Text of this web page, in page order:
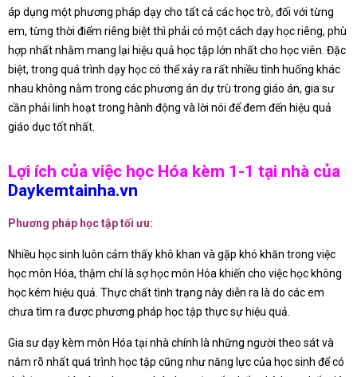
áp dụng một phương pháp dạy cho tất cả các học trò, đối với từng
em, từng thời điểm riêng biệt thì phải có một cách dạy học riêng, phù
hợp nhất nhằm mang lại hiệu quả học tập lớn nhất cho học viên. Đặc
biệt, trong quá trình dạy học có thể xảy ra rất nhiều tình huống khác
nhau không nằm trong các phương án dự trù trong giáo án, gia sư
cần phải linh hoạt trong hành động và lời nói để đem đến hiệu quả
giáo dục tốt nhất.
Lợi ích của việc học Hóa kèm 1-1 tại nhà của
Daykemtainha.vn
Phương pháp học tập tối ưu:
Nhiều học sinh luôn cảm thấy khô khan và gặp khó khăn trong việc
học môn Hóa, thậm chí là sợ học môn Hóa khiến cho việc học không
học kém hiệu quả. Thực chất tình trạng này diễn ra là do các em
chưa tìm ra được phương pháp học tập thực sự hiệu quả.
Gia sư dạy kèm môn Hóa tại nhà chính là những người theo sát và
nắm rõ nhất quá trình học tập cũng như năng lực của học sinh để có